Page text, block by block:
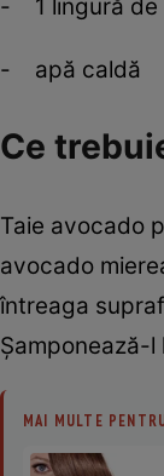
- 1 lingură de
- apă caldă
Ce
Taie avocado
avocado
întreaga
Şamponează-
MAI MULTE